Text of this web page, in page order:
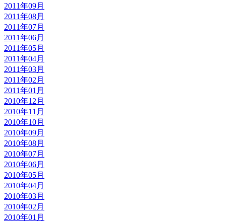
2011年09月
2011年08月
2011年07月
2011年06月
2011年05月
2011年04月
2011年03月
2011年02月
2011年01月
2010年12月
2010年11月
2010年10月
2010年09月
2010年08月
2010年07月
2010年06月
2010年05月
2010年04月
2010年03月
2010年02月
2010年01月